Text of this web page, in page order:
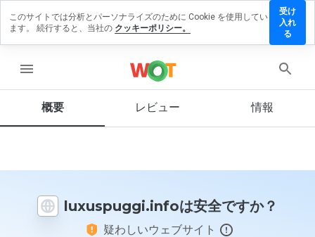
menu
概要 レビュー 情報
luxuspuggi.infoは安全ですか？
疑わしいウェブサイト
ューを
この
イト
このサイトでは分析とパーソナライズのために Cookie を使用してい
ます。 続行すると、当社の クッキーポリシー。
受け
入れ
る